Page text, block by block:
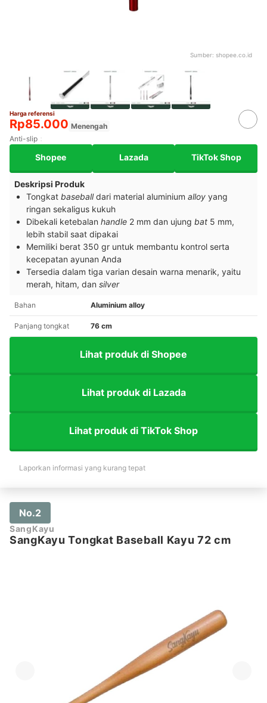
Sumber: shopee.co.id
Harga referensi
Rp85.000 Menengah
Anti-slip
Shopee Lazada TikTok Shop
Deskripsi Produk
Tongkat baseballdari material aluminium alloy yang
ringan sekaligus kukuh
Dibekali ketebalan handle 2 mm dan ujung bat 5 mm,
lebih stabil saat dipakai
Memiliki berat 350 gr untuk membantu kontrol serta
kecepatan ayunan Anda
Tersedia dalam tiga varian desain warna menarik, yaitu
merah, hitam, dan silver
Bahan Aluminium alloy
Panjang tongkat 76 cm
Lihat produk di Shopee
Lihat produk di Lazada
Lihat produk di TikTok Shop
Laporkan informasi yang kurang tepat
No.2
SangKayu
SangKayu Tongkat Baseball Kayu 72 cm